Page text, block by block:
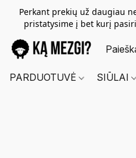
Perkant prekių už daugiau
pristatysime į bet kurį
PARDUOTUVĖ SIŪLAI